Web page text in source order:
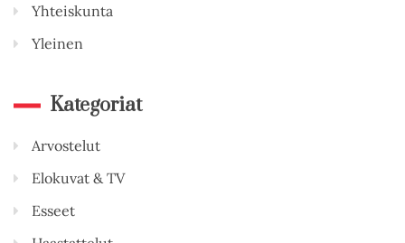
Yhteiskunta
Yleinen
Kategoriat
Arvostelut
Elokuvat & TV
Esseet